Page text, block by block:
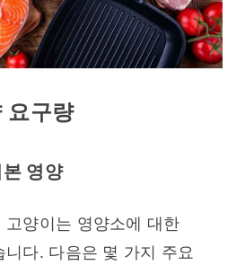
요구량
영양
고양이는 영양소에 대한
다. 다음은 몇 가지 주요